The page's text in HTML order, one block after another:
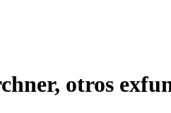
otros